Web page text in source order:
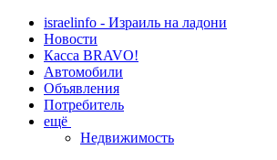
israelinfo - Израиль на ладони
Новости
Касса BRAVO!
Автомобили
Объявления
Потребитель
ещё
Недвижимость